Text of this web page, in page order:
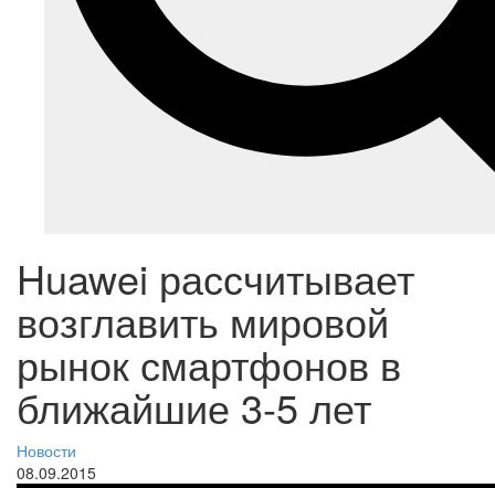
Huawei рассчитывает
возглавить мировой
рынок смартфонов в
ближайшие 3-5 лет
Новости
08.09.2015